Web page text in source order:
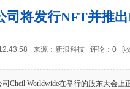
司将发行NFT并推
来源：新浪科技 评论： 0 [
Cheil Worldwide在举行的股东大会